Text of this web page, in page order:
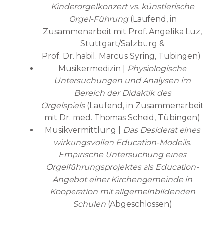
Kinderorgelkonzert vs. künstlerische
Orgel-Führung(Laufend, in
Zusammenarbeit mit Prof. Angelika Luz,
Stuttgart/Salzburg &
Prof. Dr. habil. Marcus Syring, Tübingen)
Musikermedizin |
Physiologische
Untersuchungen und Analysen im
Bereich der Didaktik des
Orgelspiels(Laufend, in Zusammenarbeit
mit Dr. med. Thomas Scheid, Tübingen)
Musikvermittlung |
Das Desiderat eines
wirkungsvollen Education-Modells.
Empirische Untersuchung eines
Orgelführungsprojektes als Education-
Angebot einer Kirchengemeinde in
Kooperation mit allgemeinbildenden
Schulen(Abgeschlossen)